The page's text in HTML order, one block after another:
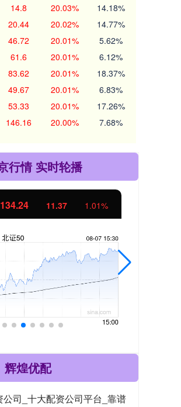
14.8 20.03% 14.18%
20.44 20.02% 14.77%
46.72 20.01% 5.62%
61.6 20.01% 6.12%
83.62 20.01% 18.37%
49.67 20.01% 6.83%
53.33 20.01% 17.26%
146.16 20.00% 7.68%
行情 实时轮播
11.37 1.01%
辉煌优配
司_十大配资公司平台_靠谱